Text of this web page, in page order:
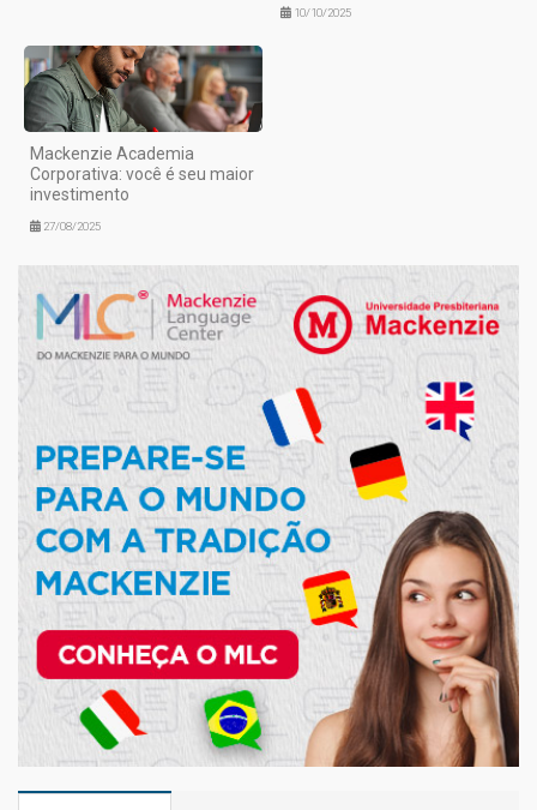
10/10/2025
Mackenzie Academia
Corporativa: você é seu maior
investimento
27/08/2025